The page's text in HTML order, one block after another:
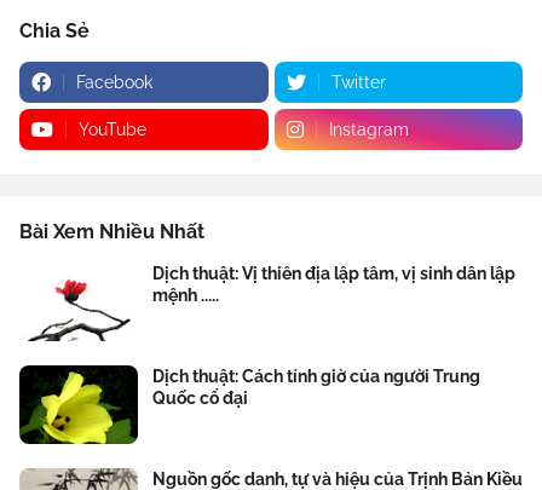
Chia Sẻ
Facebook Twitter
YouTube Instagram
Bài Xem Nhiều Nhất
Dịch thuật: Vị thiên địa lập tâm, vị sinh dân lập
mệnh .....
Dịch thuật: Cách tính giờ của người Trung
Quốc cổ đại
Nguồn gốc danh, tự và hiệu của Trịnh Bản Kiều